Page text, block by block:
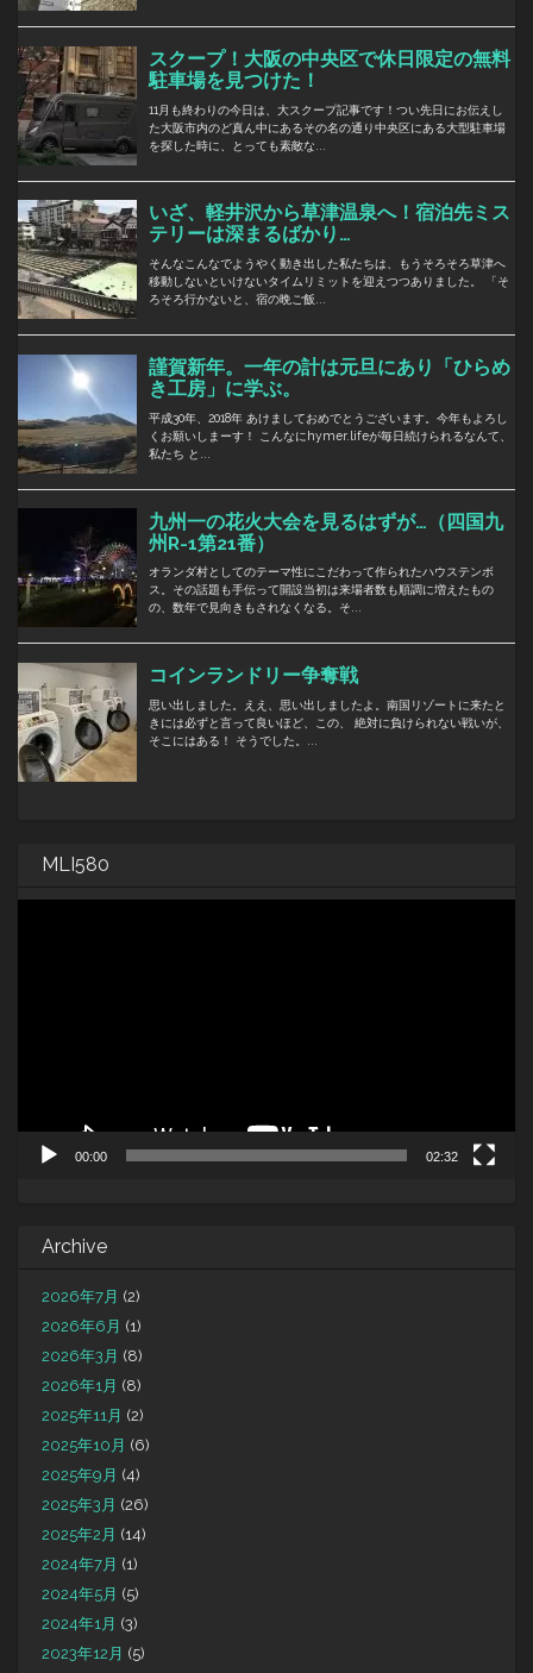
MLI580
00:00 02:32
Archive
2026年7月 (2)
2026年6月 (1)
2026年3月 (8)
2026年1月 (8)
2025年11月 (2)
2025年10月 (6)
2025年9月 (4)
2025年3月 (26)
2025年2月 (14)
2024年7月 (1)
2024年5月 (5)
2024年1月 (3)
2023年12月 (5)